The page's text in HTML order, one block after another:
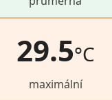
29.5°C
maximální